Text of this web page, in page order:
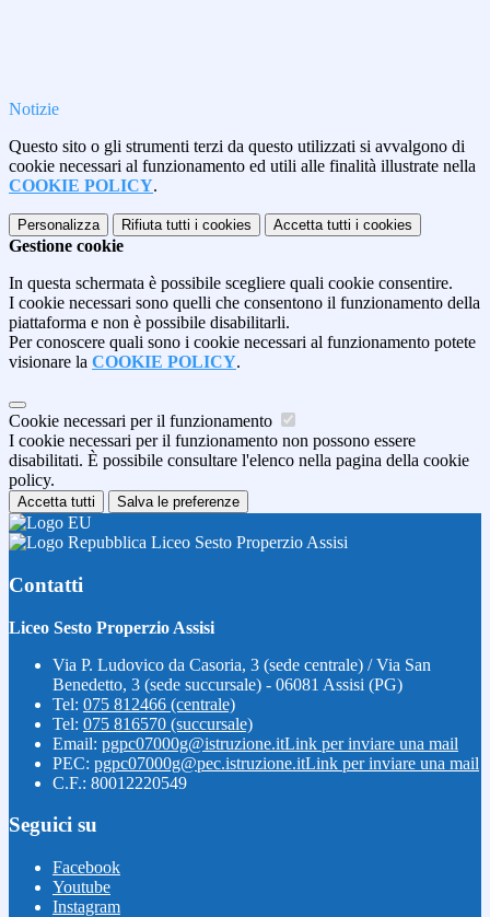
Notizie
Questo sito o gli strumenti terzi da questo utilizzati si avvalgono di
cookie necessari al funzionamento ed utili alle finalità illustrate nella
COOKIE POLICY.
Personalizza Rifiuta tutti i cookies Accetta tutti i cookies
Gestione cookie
In questa schermata è possibile scegliere quali cookie consentire.
I cookie necessari sono quelli che consentono il funzionamento della
piattaforma e non è possibile disabilitarli.
Per conoscere quali sono i cookie necessari al funzionamento potete
visionare la COOKIE POLICY.
Cookie necessari per il funzionamento
I cookie necessari per il funzionamento non possono essere
disabilitati. È possibile consultare l'elenco nella pagina della cookie
policy.
Accetta tutti Salva le preferenze
Liceo Sesto Properzio Assisi
Contatti
Liceo Sesto Properzio Assisi
Via P. Ludovico da Casoria, 3 (sede centrale) / Via San
Benedetto, 3 (sede succursale) - 06081 Assisi (PG)
Tel: 075 812466 (centrale)
Tel: 075 816570 (succursale)
Email: pgpc07000g@istruzione.itLink per inviare una mail
PEC: pgpc07000g@pec.istruzione.itLink per inviare una mail
C.F.: 80012220549
Seguici su
Facebook
Youtube
Instagram